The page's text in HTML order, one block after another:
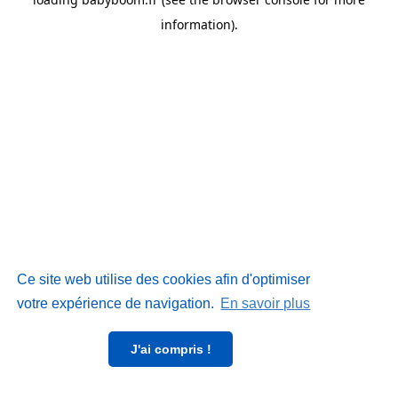
Ce site web utilise des cookies afin d'optimiser
votre expérience de navigation. En savoir plus
J'ai compris !
information).